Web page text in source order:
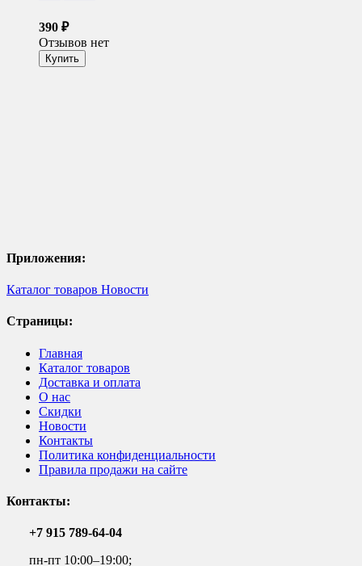
390 ₽
Отзывов нет
Приложения:
Каталог товаров Новости
Страницы:
Главная
Каталог товаров
Доставка и оплата
О нас
Скидки
Новости
Контакты
Политика конфиденциальности
Правила продажи на сайте
Контакты:
+7 915 789-64-04
пн-пт 10:00–19:00;